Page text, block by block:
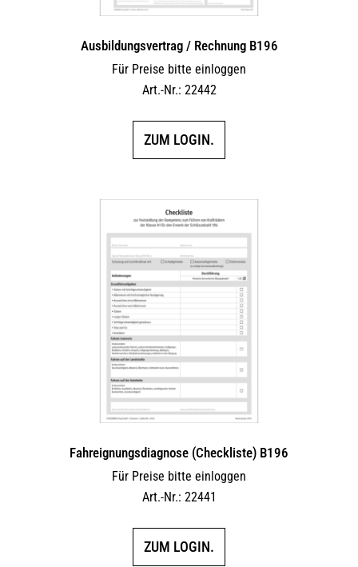
Ausbildungsvertrag / Rechnung B196
Für Preise bitte einloggen
Art.-Nr.: 22442
ZUM LOGIN.
Fahreignungsdiagnose (Checkliste) B196
Für Preise bitte einloggen
Art.-Nr.: 22441
ZUM LOGIN.